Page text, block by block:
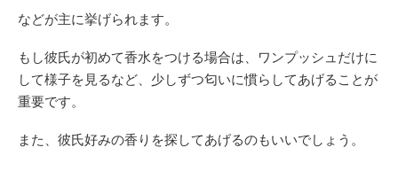
などが主に挙げられます。
もし彼氏が初めて香水をつける場合は、ワンプッシュだけに
して様子を見るなど、少しずつ匂いに慣らしてあげることが
重要です。
また、彼氏好みの香りを探してあげるのもいいでしょう。